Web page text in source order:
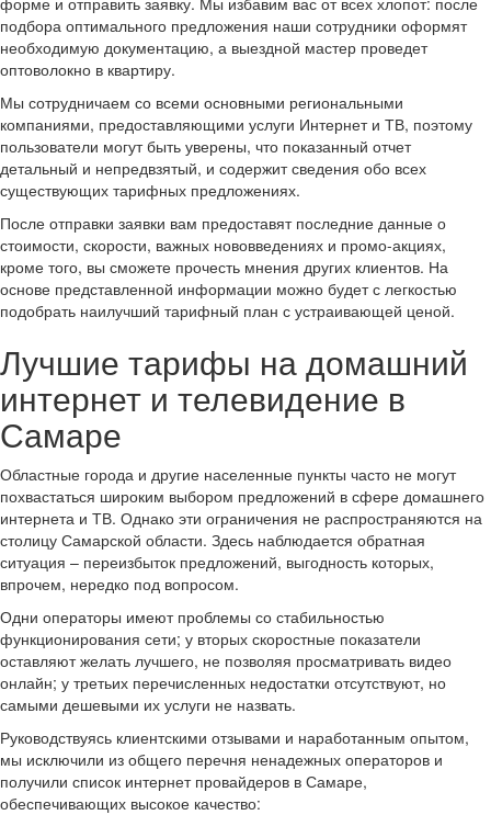
подбора оптимального предложения наши сотрудники оформят
необходимую документацию, а выездной мастер проведет
оптоволокно в квартиру.
Мы сотрудничаем со всеми основными региональными
компаниями, предоставляющими услуги Интернет и ТВ, поэтому
пользователи могут быть уверены, что показанный отчет
детальный и непредвзятый, и содержит сведения обо всех
существующих тарифных предложениях.
После отправки заявки вам предоставят последние данные о
стоимости, скорости, важных нововведениях и промо-акциях,
кроме того, вы сможете прочесть мнения других клиентов. На
основе представленной информации можно будет с легкостью
подобрать наилучший тарифный план с устраивающей ценой.
Лучшие тарифы на домашний
интернет и телевидение в
Самаре
Областные города и другие населенные пункты часто не могут
похвастаться широким выбором предложений в сфере домашнего
интернета и ТВ. Однако эти ограничения не распространяются на
столицу Самарской области. Здесь наблюдается обратная
ситуация – переизбыток предложений, выгодность которых,
впрочем, нередко под вопросом.
Одни операторы имеют проблемы со стабильностью
функционирования сети; у вторых скоростные показатели
оставляют желать лучшего, не позволяя просматривать видео
онлайн; у третьих перечисленных недостатки отсутствуют, но
самыми дешевыми их услуги не назвать.
Руководствуясь клиентскими отзывами и наработанным опытом,
мы исключили из общего перечня ненадежных операторов и
получили список интернет провайдеров в Самаре,
обеспечивающих высокое качество: